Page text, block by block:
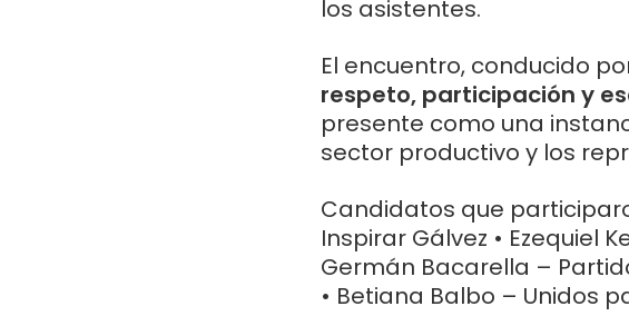
los asistentes.
El encuentro, conducido
respeto, participación y
presente como una
sector productivo y los
Candidatos que
Inspirar Gálvez • Ezequiel
Germán Bacarella –
• Betiana Balbo – Unidos